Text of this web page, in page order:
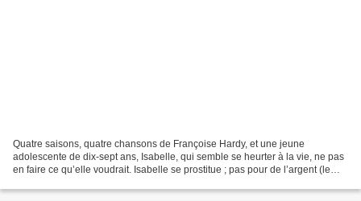
Quatre saisons, quatre chansons de Françoise Hardy, et une jeune
adolescente de dix-sept ans, Isabelle, qui semble se heurter à la vie, ne pas
en faire ce qu’elle voudrait. Isabelle se prostitue ; pas pour de l’argent (le